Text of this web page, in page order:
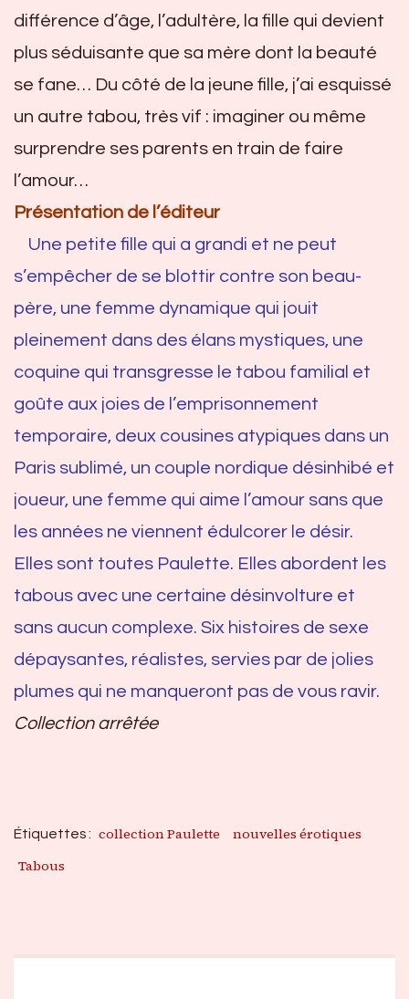
différence d’âge, l’adultère, la fille qui devient
plus séduisante que sa mère dont la beauté
se fane… Du côté de la jeune fille, j’ai esquissé
un autre tabou, très vif : imaginer ou même
surprendre ses parents en train de faire
l’amour…
Présentation de l’éditeur
Une petite fille qui a grandi et ne peut
s’empêcher de se blottir contre son beau-
père, une femme dynamique qui jouit
pleinement dans des élans mystiques, une
coquine qui transgresse le tabou familial et
goûte aux joies de l’emprisonnement
temporaire, deux cousines atypiques dans un
Paris sublimé, un couple nordique désinhibé et
joueur, une femme qui aime l’amour sans que
les années ne viennent édulcorer le désir.
Elles sont toutes Paulette. Elles abordent les
tabous avec une certaine désinvolture et
sans aucun complexe. Six histoires de sexe
dépaysantes, réalistes, servies par de jolies
plumes qui ne manqueront pas de vous ravir.
Collection arrêtée
Étiquettes : collection Paulette
nouvelles érotiques
Tabous